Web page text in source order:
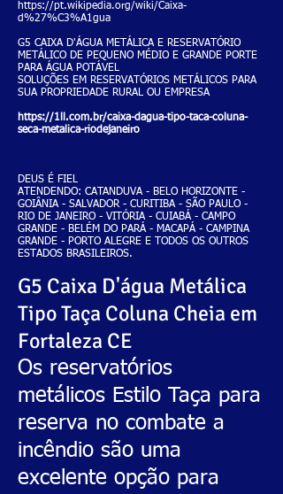
https://pt.wikipedia.org/wiki/Caixa-
d%27%C3%A1gua
G5 CAIXA D'ÁGUA METÁLICA E RESERVATÓRIO
METÁLICO DE PEQUENO MÉDIO E GRANDE PORTE
PARA ÁGUA POTÁVEL
SOLUÇÕES EM RESERVATÓRIOS METÁLICOS PARA
SUA PROPRIEDADE RURAL OU EMPRESA
https://1ll.com.br/caixa-dagua-tipo-taca-coluna-
seca-metalica-riodejaneiro
DEUS É FIEL
ATENDENDO: CATANDUVA - BELO HORIZONTE -
GOIÂNIA - SALVADOR - CURITIBA - SÃO PAULO -
RIO DE JANEIRO - VITÓRIA - CUIABÁ - CAMPO
GRANDE - BELÉM DO PARÁ - MACAPÁ - CAMPINA
GRANDE - PORTO ALEGRE E TODOS OS OUTROS
ESTADOS BRASILEIROS.
G5 Caixa D'água Metálica
Tipo Taça Coluna Cheia em
Fortaleza CE
Os reservatórios
metálicos Estilo Taça para
reserva no combate a
incêndio são uma
excelente opção para